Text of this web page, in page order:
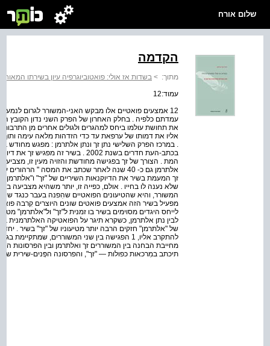
שלום אורח
הקדמה
מתוך: > בשדות אז אולי: פואטוביוגרפיה עיון בשירתו
עמוד:12
12 אמצעים פואטיים אלו מבקש האני-המשורר לגרום
עמדתם כלפיה . בחלק האחרון של הפרק השני נדון הקובץ
את תחושת עולמו ביחס למהגרים ולגולים אחרים מן
אליו את דמותו של ערפאת עד כדי הזדהות מלאה עימה
. במרכז הפרק השלישי נתן זך ונתן אלתרמן : מפגש מחודש
בכתב-העת חדרים בשנת 2002 . בשיר
המת . הצורך של זך בפגישה מחודשת והזויה מעין זו, מצביע
אלתרמן גם כ- 40 שנה לאחר שכתב את המסה "
שלא נענה לו בחייו . אולם, כפייה זו, יותר משהיא מצביעה
המשורר, והיא שהטיעונים הפואטיים שהִפנה בעבר כנגד
מפעיל בשיר הזה אמצעים פואטים שונים היוצרים קִרבה
לייחס היגדים מסוימים בשיר בו זמנית ל"זך" ול"אלתרמן"
של "אלתרמן" חזקים הרבה יותר מטיעוניו של "זך" בשיר . יחד
להתקרב אליו, 1 הפגישה בין שני המשוררים,
מחייבת הבחנה בין המשוררים זך ואלתרמן ובין הפרסונות
תיכתב במִרכאות כפולות — "זך", והפרסונה הפְּנים-שירית